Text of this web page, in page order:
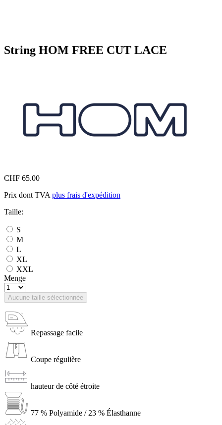
String HOM FREE CUT LACE
CHF 65.00
Prix dont TVA plus frais d'expédition
Taille:
S
M
L
XL
XXL
Menge
Aucune taille sélectionnée
Repassage facile
Coupe régulière
hauteur de côté étroite
77 % Polyamide / 23 % Élasthanne